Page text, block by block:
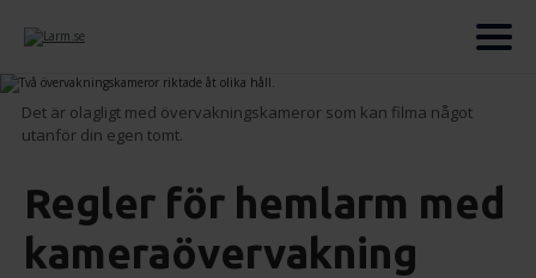
Det är olagligt med övervakningskameror som kan filma något
utanför din egen tomt.
Regler för hemlarm med
kameraövervakning